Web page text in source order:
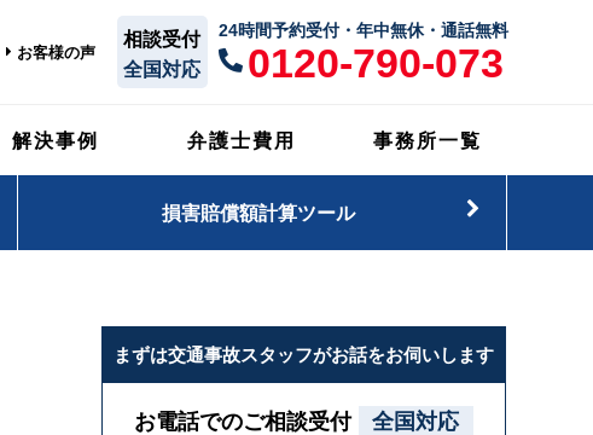
お客様の声
相談受付
全国対応
24時間予約受付・年中無休・通話無料
0120-790-073
解決事例 弁護士費用 事務所一覧
損害賠償額計算ツール
まずは交通事故スタッフがお話をお伺いします
お電話でのご相談受付 全国対応